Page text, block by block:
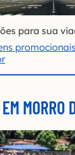
para sua
MORRO